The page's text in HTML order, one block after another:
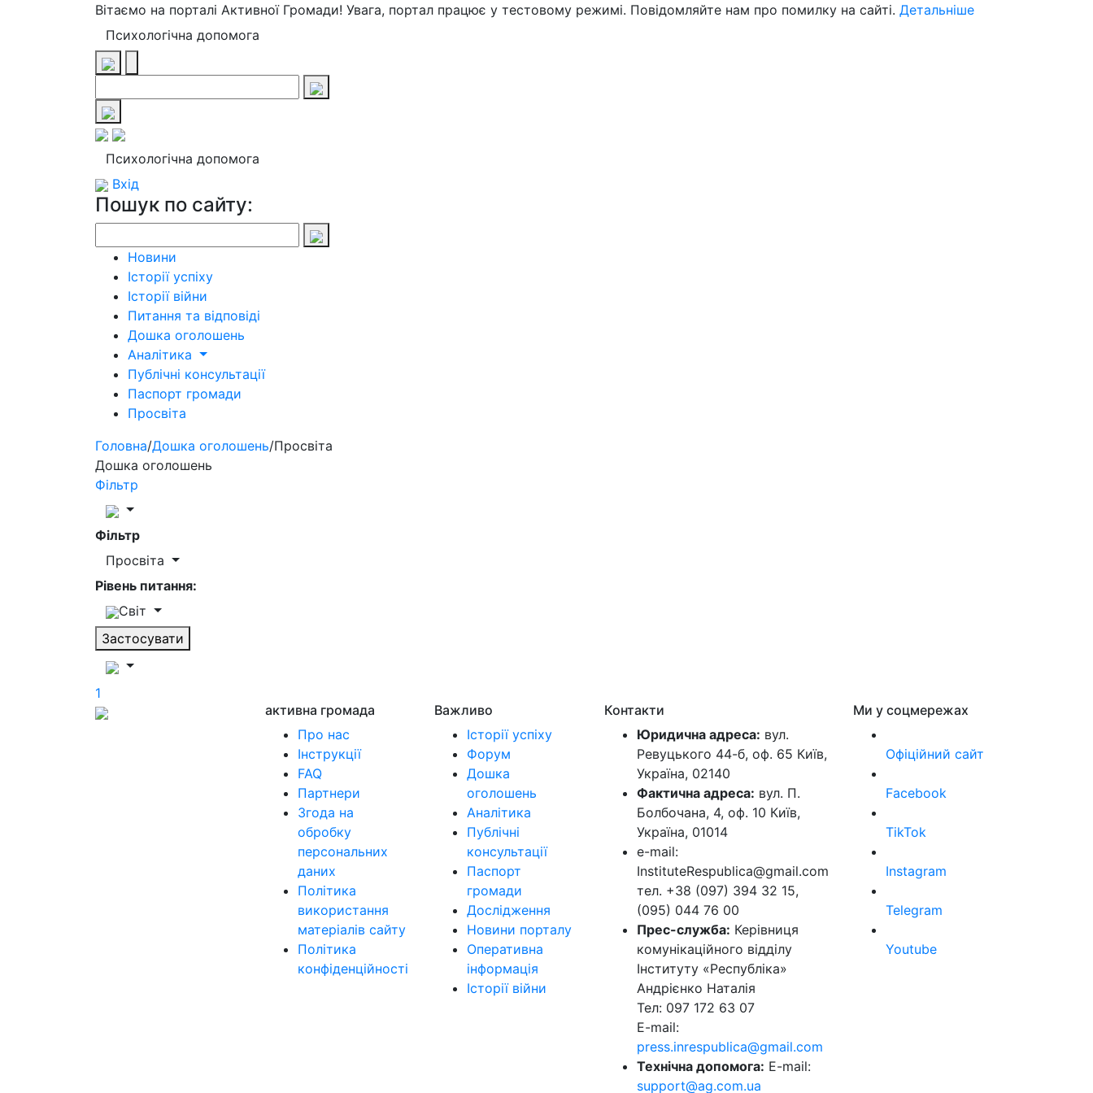
Вітаємо на порталі Активної Громади! Увага, портал працює у тестовому режимі. Повідомляйте нам про помилку на сайті. Детальніше
Психологічна допомога
Психологічна допомога
Вхід
Пошук по сайту:
Новини
Історії успіху
Історії війни
Питання та відповіді
Дошка оголошень
Аналітика
Публічні консультації
Паспорт громади
Просвіта
Головна/Дошка оголошень/Просвіта
Дошка оголошень
Фільтр
Фільтр
Просвіта
Рівень питання:
Світ
Застосувати
1
активна громада
Про нас
Інструкції
FAQ
Партнери
Згода на
обробку
персональних
даних
Політика
використання
матеріалів сайту
Політика
конфіденційності
Важливо
Історії успіху
Форум
Дошка
оголошень
Аналітика
Публічні
консультації
Паспорт
громади
Дослідження
Новини порталу
Оперативна
інформація
Історії війни
Контакти
Юридична адреса: вул.
Ревуцького 44-б, оф. 65 Київ,
Україна, 02140
Фактична адреса: вул. П.
Болбочана, 4, оф. 10 Київ,
Україна, 01014
e-mail:
InstituteRespublica@gmail.com
тел. +38 (097) 394 32 15,
(095) 044 76 00
Прес-служба: Керівниця
комунікаційного відділу
Інституту «Республіка»
Андрієнко Наталія
Тел: 097 172 63 07
E-mail:
press.inrespublica@gmail.com
Технічна допомога: E-mail:
support@ag.com.ua
Ми у соцмережах
Офіційний сайт
Facebook
TikTok
Instagram
Telegram
Youtube